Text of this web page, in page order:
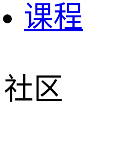
课程
社区